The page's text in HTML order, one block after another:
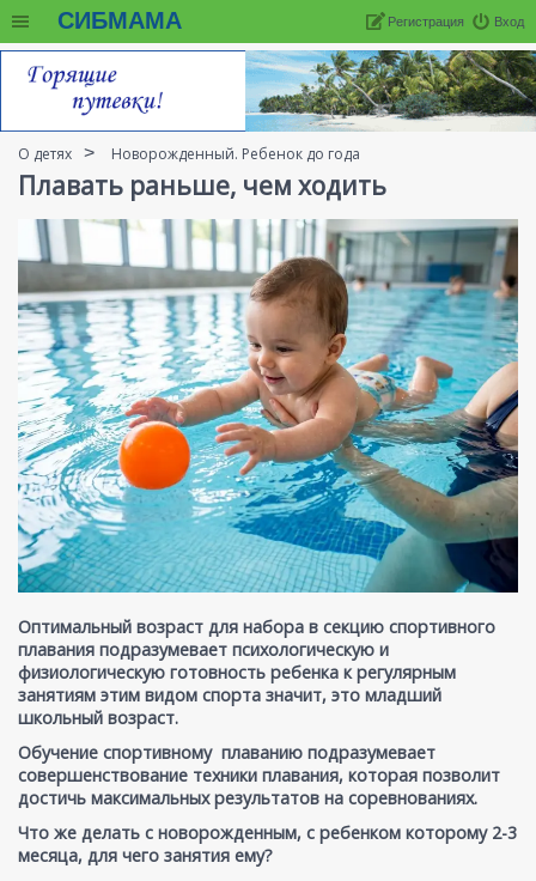
СИБМАМА Вход
Регистрация
О детях Новорожденный. Ребенок до года
Плавать раньше, чем ходить
Оптимальный возраст для набора в секцию спортивного
плавания подразумевает психологическую и
физиологическую готовность ребенка к регулярным
занятиям этим видом спорта значит, это младший
школьный возраст.
Обучение спортивному плаванию подразумевает
совершенствование техники плавания, которая позволит
достичь максимальных результатов на соревнованиях.
Что же делать с новорожденным, с ребенком которому 2-3
месяца, для чего занятия ему?